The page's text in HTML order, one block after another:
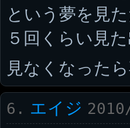
という夢を見た
５回くらい見た
見なくなった
6. エイジ